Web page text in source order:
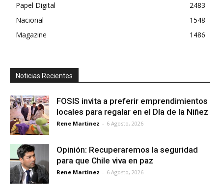
Papel Digital
2483
Nacional
1548
Magazine
1486
Noticias Recientes
FOSIS invita a preferir emprendimientos
locales para regalar en el Día de la Niñez
Rene Martinez - 6 Agosto, 2026
Opinión: Recuperaremos la seguridad
para que Chile viva en paz
Rene Martinez - 6 Agosto, 2026